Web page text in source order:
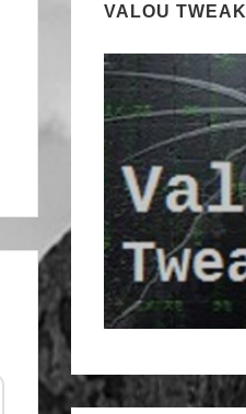
VALOU TWEAK